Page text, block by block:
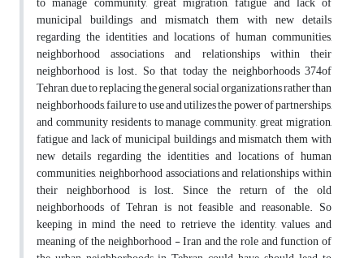
municipal buildings and mismatch them with new details
regarding the identities ‎and locations of human communities,
neighborhood associations and relationships within ‎their
neighborhood is lost. So that today the neighborhoods 374of
Tehran, due to replacing ‎the general social organizations rather than
neighborhoods, failure to use and utilizes the ‎power of partnerships,
and community residents to manage community, great migration,
‎fatigue and lack of municipal buildings and mismatch them with
new details regarding the ‎identities and locations of human
communities, neighborhood associations and ‎relationships within
their neighborhood is lost. Since the return of the old
neighborhoods ‎of Tehran is not feasible and reasonable. So
keeping in mind the need to retrieve the ‎identity, values and
meaning of the neighborhood - Iran and the role and function of